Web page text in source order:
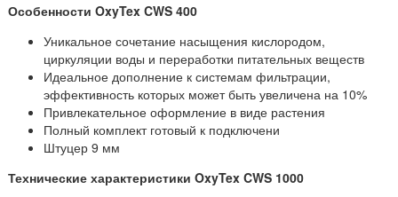
Особенности OxyTex CWS 400
Уникальное сочетание насыщения кислородом,
циркуляции воды и переработки питательных веществ
Идеальное дополнение к системам фильтрации,
эффективность которых может быть увеличена на 10%
Привлекательное оформление в виде растения
Полный комплект готовый к подключени
Штуцер 9 мм
Технические характеристики OxyTex CWS 1000